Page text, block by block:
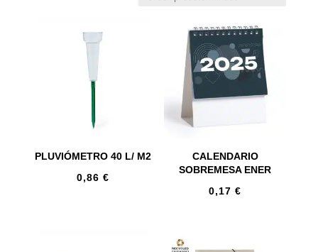
PLUVIÓMETRO 40 L/ M2
0,86 €
CALENDARIO
SOBREMESA ENER
0,17€